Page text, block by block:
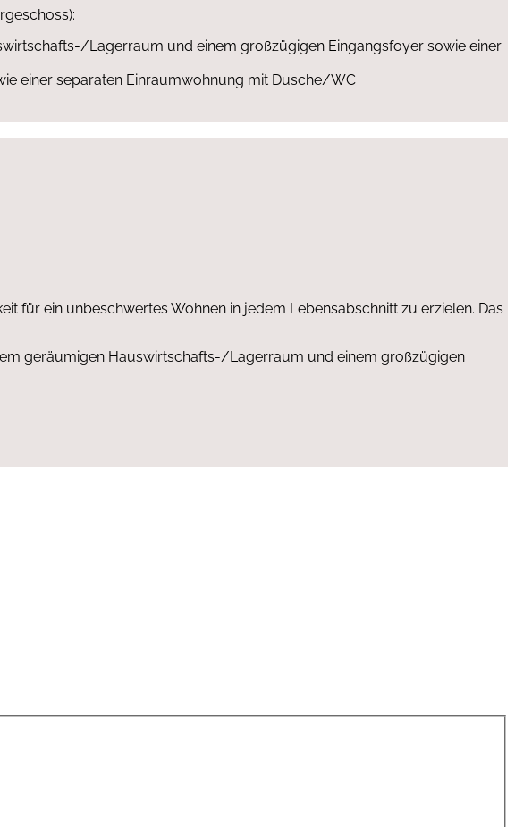
Lagerraum und einem großzügigen Eingangsfoyer sowie einer
einer separaten Einraumwohnung mit Dusche/WC
für ein unbeschwertes Wohnen in jedem Lebensabschnitt zu erzielen. Das
geräumigen Hauswirtschafts-/Lagerraum und einem großzügigen